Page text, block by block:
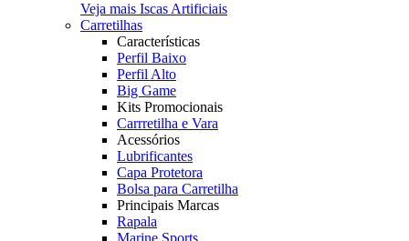
Veja mais Iscas Artificiais
Carretilhas
Características
Perfil Baixo
Perfil Alto
Big Game
Kits Promocionais
Carrretilha e Vara
Acessórios
Lubrificantes
Capa Protetora
Bolsa para Carretilha
Principais Marcas
Rapala
Marine Sports